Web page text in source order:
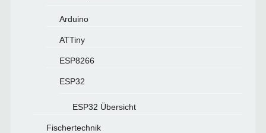
Arduino
ATTiny
ESP8266
ESP32
ESP32 Übersicht
Fischertechnik